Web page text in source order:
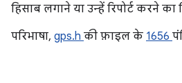
हिसाब लगाने या उन्हें रिपोर्ट करने का
परिभाषा, gps.h की फ़ाइल के 1656